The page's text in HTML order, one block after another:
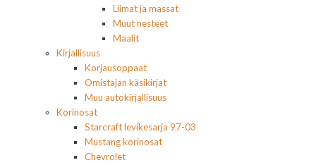
Liimat ja massat
Muut nesteet
Maalit
Kirjallisuus
Korjausoppaat
Omistajan käsikirjat
Muu autokirjallisuus
Korinosat
Starcraft levikesarja 97-03
Mustang korinosat
Chevrolet